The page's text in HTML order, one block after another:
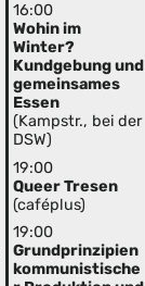
16:00
Wohin im
Winter?
Kundgebung und
gemeinsames
Essen
(Kampstr., bei der
DSW)
19:00
Queer Tresen
(caféplus)
19:00
Grundprinzipien
kommunistische